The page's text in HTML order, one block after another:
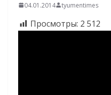
04.01.2014 tyumentimes
Просмотры: 2 512